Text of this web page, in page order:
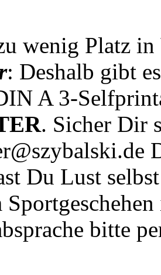
wenig Platz in
: Deshalb gibt
A 3-
. Sicher Dir
Du Lust
bitte